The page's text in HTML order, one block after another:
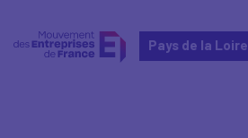
Pays de la Loire